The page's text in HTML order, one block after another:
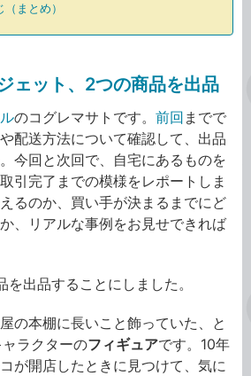
まとめ）
ェット、2つの商品を出品
のコグレマサトです。 前回 までで
配送方法について確認して、出品
今回と次回で、自宅にあるものを
引完了までの模様をレポートしま
るのか、買い手が決まるまでにど
、リアルな事例をお見せできれば
出品することにしました。
の本棚に長いこと飾っていた、と
ラクターのフィギュアです。10年
が開店したときに見つけて、気に